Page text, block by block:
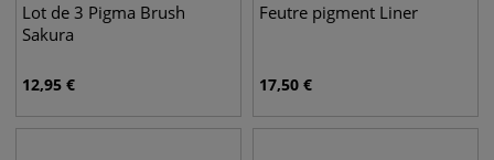
Lot de 3 Pigma Brush
Sakura
12,95 €
Feutre pigment Liner
17,50 €